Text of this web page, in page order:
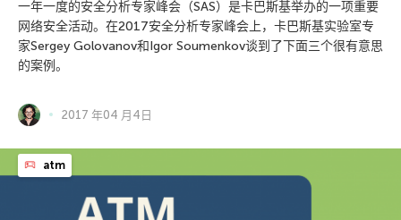
一年一度的安全分析专家峰会（SAS）是卡巴斯基举办的一项重要
网络安全活动。在2017安全分析专家峰会上，卡巴斯基实验室专
家Sergey Golovanov和Igor Soumenkov谈到了下面三个很有意思
的案例。
2017 年04 月4日
atm